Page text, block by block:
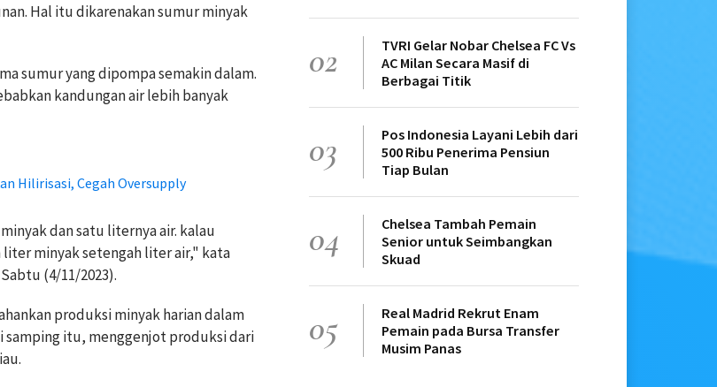
Hal itu dikarenakan sumur minyak
sumur yang dipompa semakin dalam.
kandungan air lebih banyak
Hilirisasi, Cegah Oversupply
dan satu liternya air. kalau
minyak setengah liter air," kata
(4/11/2023).
produksi minyak harian dalam
samping itu, menggenjot produksi dari
02
TVRI Gelar Nobar Chelsea FC Vs
AC Milan Secara Masif di
Berbagai Titik
03
Pos Indonesia Layani Lebih dari
500 Ribu Penerima Pensiun
Tiap Bulan
04
Chelsea Tambah Pemain
Senior untuk Seimbangkan
Skuad
05
Real Madrid Rekrut Enam
Pemain pada Bursa Transfer
Musim Panas